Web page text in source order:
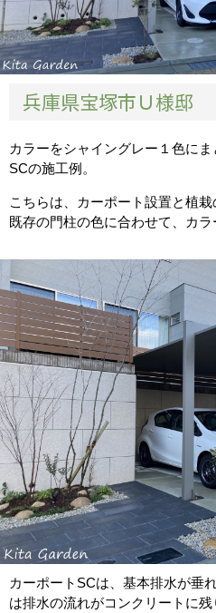
兵庫県宝塚市Ｕ様邸
カラーをシャイングレー１色に
SCの施工例。
こちらは、カーポート設置と植栽
既存の門柱の色に合わせて、カラ
カーポートSCは、基本排水が垂
は排水の流れがコンクリートに